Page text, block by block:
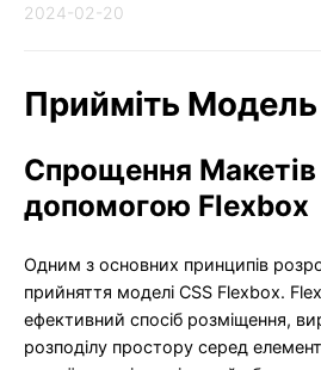
2024-02-20
Прийміть
Спрощення Макетів
допомогою Flexbox
Одним з основних принципів
прийняття моделі CSS Flexbox.
ефективний спосіб розміщення,
розподілу простору серед